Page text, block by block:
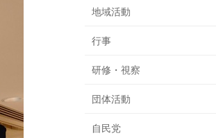
地域活動
行事
研修・視察
団体活動
自民党